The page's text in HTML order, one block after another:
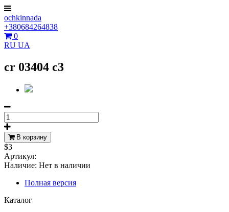
ochkinnada
+380684264838
0
RU UA
cr 03404 c3
В корзину
$3
Артикул:
Наличие: Нет в наличии
Полная версия
Каталог